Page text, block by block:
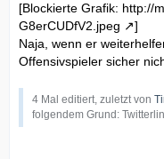
[Blockierte Grafik: http://
G8erCUDfV2.jpeg
]
Naja, wenn er
Offensivspieler sicher
4 Mal editiert, zuletzt von
folgendem Grund: